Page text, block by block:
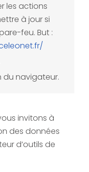
les actions
à jour si
feu. But :
du navigateur.
invitons à
des données
d’outils de